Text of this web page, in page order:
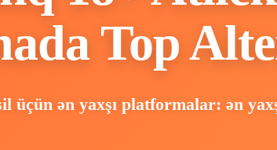
Top
üçün ən yaxşı platformalar: ən